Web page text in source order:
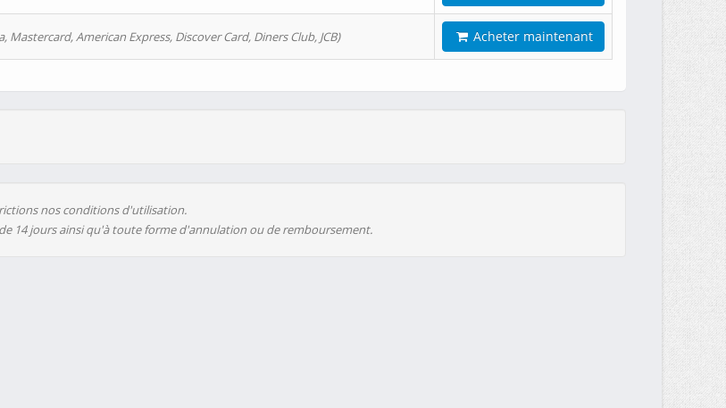
American Express, Discover Card, Diners Club, JCB) Acheter maintenant
nos conditions d'utilisation.
14 jours ainsi qu'à toute forme d'annulation ou de remboursement.